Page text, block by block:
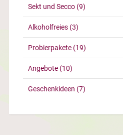
Sekt und Secco (9)
Alkoholfreies (3)
Probierpakete (19)
Angebote (10)
Geschenkideen (7)